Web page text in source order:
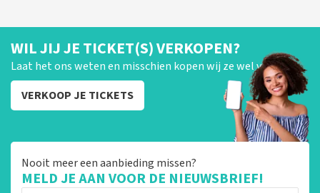
WIL JIJ JE TICKET(S) VERKOPEN?
Laat het ons weten en misschien kopen wij ze wel van je!
VERKOOP JE TICKETS
Nooit meer een aanbieding missen?
MELD JE AAN VOOR DE NIEUWSBRIEF!